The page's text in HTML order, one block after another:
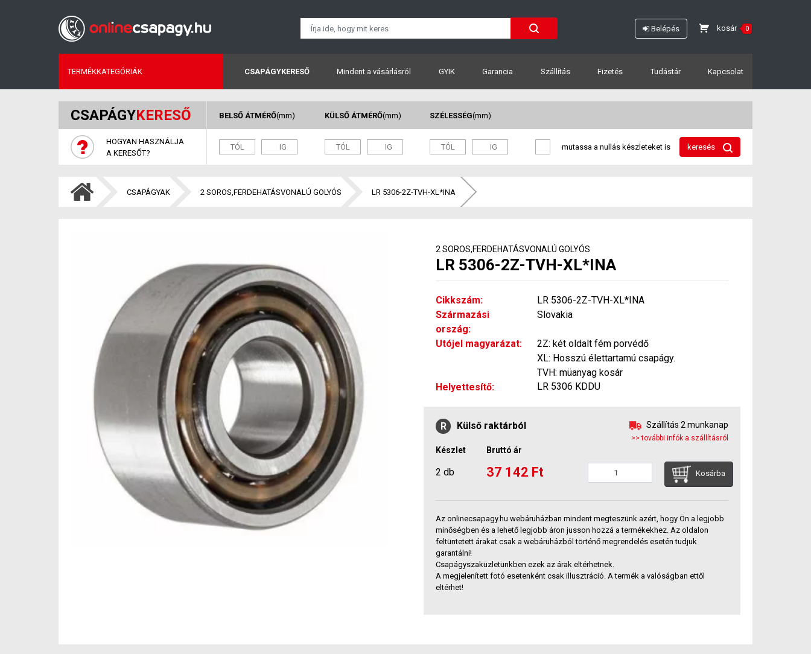
Belépés kosár 0
TERMÉKKATEGÓRIÁK CSAPÁGYKERESŐ Mindent a vásárlásról GYIK Garancia Szállítás Fizetés Tudástár Kapcsolat
CSAPÁGYKERESŐ
HOGYAN HASZNÁLJA
A KERESŐT?
BELSŐ ÁTMÉRŐ(mm) KÜLSŐ ÁTMÉRŐ(mm) SZÉLESSÉG(mm)
mutassa a nullás készleteket is keresés
CSAPÁGYAK 2 SOROS,FERDEHATÁSVONALÚ GOLYÓS LR 5306-2Z-TVH-XL*INA
2 SOROS,FERDEHATÁSVONALÚ GOLYÓS
LR 5306-2Z-TVH-XL*INA
Cikkszám:
LR 5306-2Z-TVH-XL*INA
Származási
ország:
Slovakia
Utójel magyarázat:
2Z: két oldalt fém porvédő
XL: Hosszú élettartamú csapágy.
TVH: müanyag kosár
Helyettesítő:
LR 5306 KDDU
R Külső raktárból Szállítás 2 munkanap
>> további infók a szállításról
Készlet Bruttó ár
2 db 37 142 Ft Kosárba
Az onlinecsapagy.hu webáruházban mindent megteszünk azért, hogy Ön a legjobb
minőségben és a lehető legjobb áron jusson hozzá a termékekhez. Az oldalon
feltüntetett árakat csak a webáruházból történő megrendelés esetén tudjuk
garantálni!
Csapágyszaküzletünkben ezek az árak eltérhetnek.
A megjelenített fotó esetenként csak illusztráció. A termék a valóságban ettől
eltérhet!